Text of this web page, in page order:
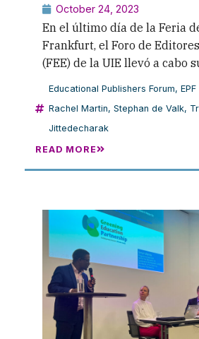
October 24, 2023
En el último día de la Feria
Frankfurt, el Foro de
(FEE) de la UIE llevó a cabo
Educational Publishers Forum,
Rachel Martin, Stephan de Valk,
Jittedecharak
READ MORE